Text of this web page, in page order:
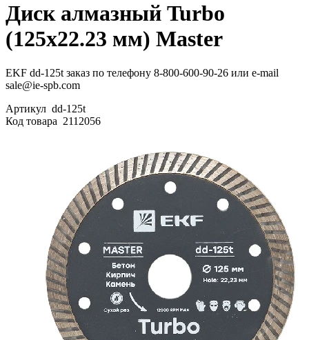
Диск алмазный Turbo
(125х22.23 мм) Master
EKF dd-125t заказ по телефону 8-800-600-90-26 или e-mail
sale@ie-spb.com
Артикул dd-125t
Код товара 2112056